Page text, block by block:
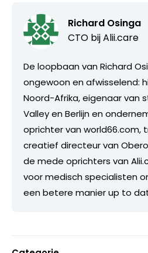
Richard Osinga
CTO bijAlii.care
De loopbaan van Richard
ongewoon en afwisselend:
Noord-Afrika, eigenaar van
Valley en Berlijn en
oprichter van world66.com,
creatief directeur van
de mede oprichters van
voor medisch specialisten
een betere manier up to